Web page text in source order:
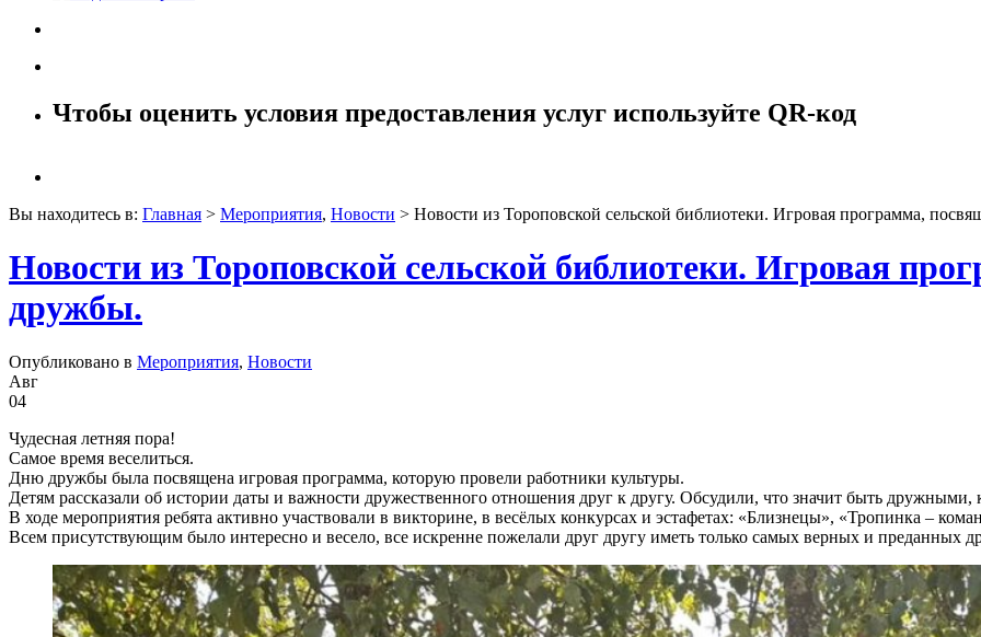
Чтобы оценить условия предоставления услуг используйте QR-код
Вы находитесь в: Главная > Мероприятия, Новости > Новости из Тороповской сельской библиотеки. Игровая программа,
Новости из Тороповской сельской библиотеки. Игровая
дружбы.
Опубликовано в Мероприятия, Новости
Авг
04
Чудесная летняя пора!
Самое время веселиться.
Дню дружбы была посвящена игровая программа, которую провели работники культуры.
Детям рассказали об истории даты и важности дружественного отношения друг к другу. Обсудили, что значит быть дружными,
В ходе мероприятия ребята активно участвовали в викторине, в весёлых конкурсах и эстафетах: «Близнецы», «Тропинка –
Всем присутствующим было интересно и весело, все искренне пожелали друг другу иметь только самых верных и преданных